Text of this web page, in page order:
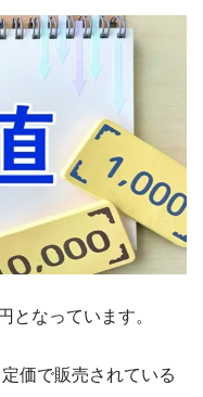
となっています。
価で販売されている